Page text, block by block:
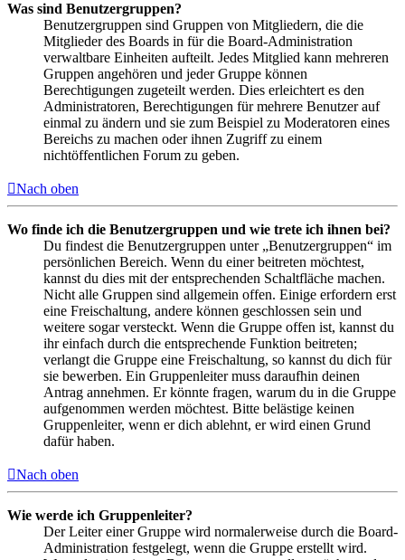
Was sind Benutzergruppen?
Benutzergruppen sind Gruppen von Mitgliedern, die die
Mitglieder des Boards in für die Board-Administration
verwaltbare Einheiten aufteilt. Jedes Mitglied kann mehreren
Gruppen angehören und jeder Gruppe können
Berechtigungen zugeteilt werden. Dies erleichtert es den
Administratoren, Berechtigungen für mehrere Benutzer auf
einmal zu ändern und sie zum Beispiel zu Moderatoren eines
Bereichs zu machen oder ihnen Zugriff zu einem
nichtöffentlichen Forum zu geben.
Nach oben
Wo finde ich die Benutzergruppen und wie trete ich ihnen bei?
Du findest die Benutzergruppen unter „Benutzergruppen“ im
persönlichen Bereich. Wenn du einer beitreten möchtest,
kannst du dies mit der entsprechenden Schaltfläche machen.
Nicht alle Gruppen sind allgemein offen. Einige erfordern erst
eine Freischaltung, andere können geschlossen sein und
weitere sogar versteckt. Wenn die Gruppe offen ist, kannst du
ihr einfach durch die entsprechende Funktion beitreten;
verlangt die Gruppe eine Freischaltung, so kannst du dich für
sie bewerben. Ein Gruppenleiter muss daraufhin deinen
Antrag annehmen. Er könnte fragen, warum du in die Gruppe
aufgenommen werden möchtest. Bitte belästige keinen
Gruppenleiter, wenn er dich ablehnt, er wird einen Grund
dafür haben.
Nach oben
Wie werde ich Gruppenleiter?
Der Leiter einer Gruppe wird normalerweise durch die Board-
Administration festgelegt, wenn die Gruppe erstellt wird.